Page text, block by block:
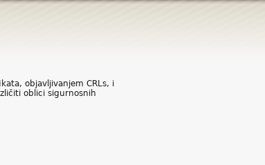
objavljivanjem CRLs, i
oblici sigurnosnih